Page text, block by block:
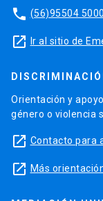
phone (56)95504 5000
launch Ir al sitio de
Orientación y
género o violencia
launch Contacto para
launch Más